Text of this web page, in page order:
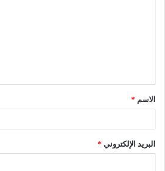
ق
*الاسم *
البريد الإلكتروني *